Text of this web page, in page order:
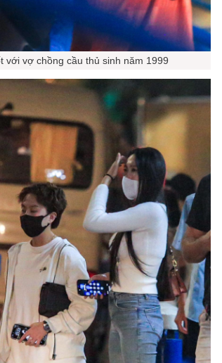
với vợ chồng cầu thủ sinh năm 1999